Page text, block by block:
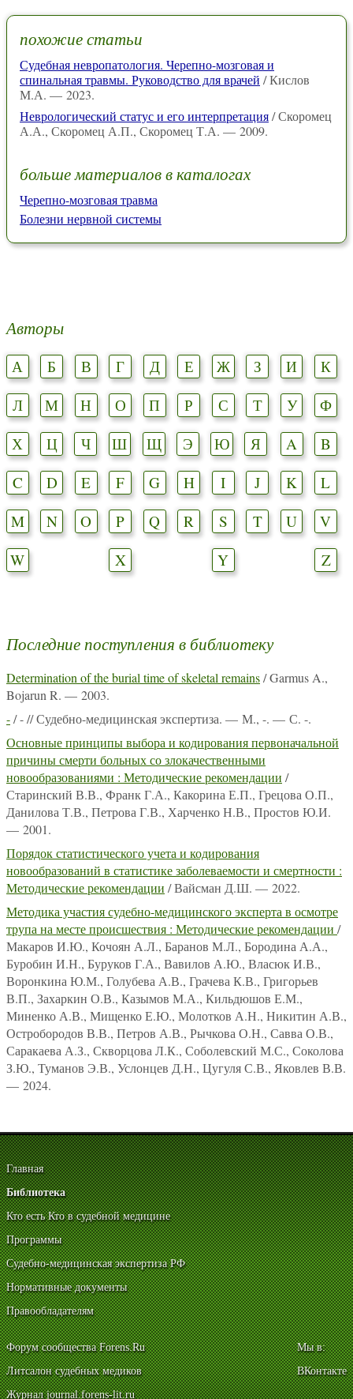
похожие статьи
Судебная невропатология. Черепно-мозговая и
спинальная травмы. Руководство для врачей / Кислов
М.А. — 2023.
Неврологический статус и его интерпретация/ Скоромец
А.А., Скоромец А.П., Скоромец Т.А. — 2009.
больше материалов в каталогах
Черепно-мозговая травма
Болезни нервной системы
Авторы
А Б В Г Д Е Ж З И
К
Л
М Н О П Р С Т У
Ф
Х
Ц Ч Ш Щ Э Ю Я A
B
C
D E F G H I J K
L
M
N O P Q R S T U
V
W
X Y Z
Последние поступления в библиотеку
Determination of the burial time of skeletal remains/ Garmus A.,
Bojarun R. — 2003.
-/ - // Судебно-медицинская экспертиза. — М., -. — С. -.
Основные принципы выбора и кодирования первоначальной
причины смерти больных со злокачественными
новообразованиями : Методические рекомендации /
Старинский В.В., Франк Г.А., Какорина Е.П., Грецова О.П.,
Данилова Т.В., Петрова Г.В., Харченко Н.В., Простов Ю.И.
— 2001.
Порядок статистического учета и кодирования
новообразований в статистике заболеваемости и смертности :
Методические рекомендации / Вайсман Д.Ш. — 2022.
Методика участия судебно-медицинского эксперта в осмотре
трупа на месте происшествия : Методические рекомендации /
Макаров И.Ю., Кочоян А.Л., Баранов М.Л., Бородина А.А.,
Буробин И.Н., Буруков Г.А., Вавилов А.Ю., Власюк И.В.,
Воронкина Ю.М., Голубева А.В., Грачева К.В., Григорьев
В.П., Захаркин О.В., Казымов М.А., Кильдюшов Е.М.,
Миненко А.В., Мищенко Е.Ю., Молотков А.Н., Никитин А.В.,
Остробородов В.В., Петров А.В., Рычкова О.Н., Савва О.В.,
Саракаева А.З., Скворцова Л.К., Соболевский М.С., Соколова
З.Ю., Туманов Э.В., Услонцев Д.Н., Цугуля С.В., Яковлев В.В.
— 2024.
Главная
Библиотека
Кто есть Кто в судебной медицине
Программы
Судебно-медицинская экспертиза РФ
Нормативные документы
Правообладателям
Форум сообщества Forens.Ru
Литсалон судебных медиков
Журнал journal.forens-lit.ru
Мы в:
ВКонтакте